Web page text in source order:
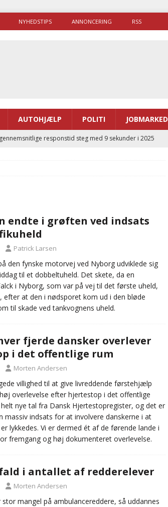
NYHEDSTIPS ANNONCERING RSS
AUTOHJÆLP POLITI JOBMARKED
responstid steg med 9 sekunder i 2025
lidt længere tid på at komme af sted i 2025
endte i grøften ved indsats
Patrick Larsen
den fynske motorvej ved Nyborg udviklede sig
til et dobbeltuheld. Det skete, da en
i Nyborg, som var på vej til det første uheld,
efter at den i nødsporet kom ud i den bløde
til skade ved tankvognens uheld.
fjerde dansker overlever
i det offentlige rum
Morten Andersen
villighed til at give livreddende førstehjælp
overlevelse efter hjertestop i det offentlige
nye tal fra Dansk Hjertestopregister, og det er
massiv indsats for at involvere danskerne i at
lykkedes. Vi er dermed ét af de førende lande i
fremgang og høj dokumenteret overlevelse.
i antallet af redderelever
Morten Andersen
stor mangel på ambulancereddere, så uddannes